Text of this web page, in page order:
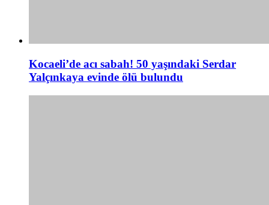
Kocaeli’de acı sabah! 50 yaşındaki Serdar
Yalçınkaya evinde ölü bulundu